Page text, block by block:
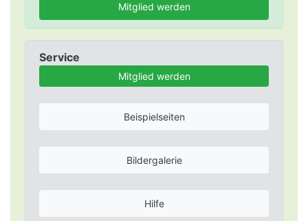
Mitglied werden
Service
Mitglied werden
Beispielseiten
Bildergalerie
Hilfe